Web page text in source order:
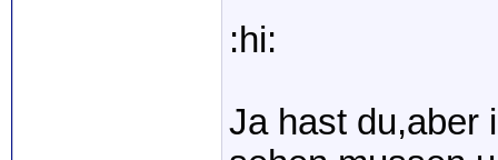
:hi:
Ja hast du,aber